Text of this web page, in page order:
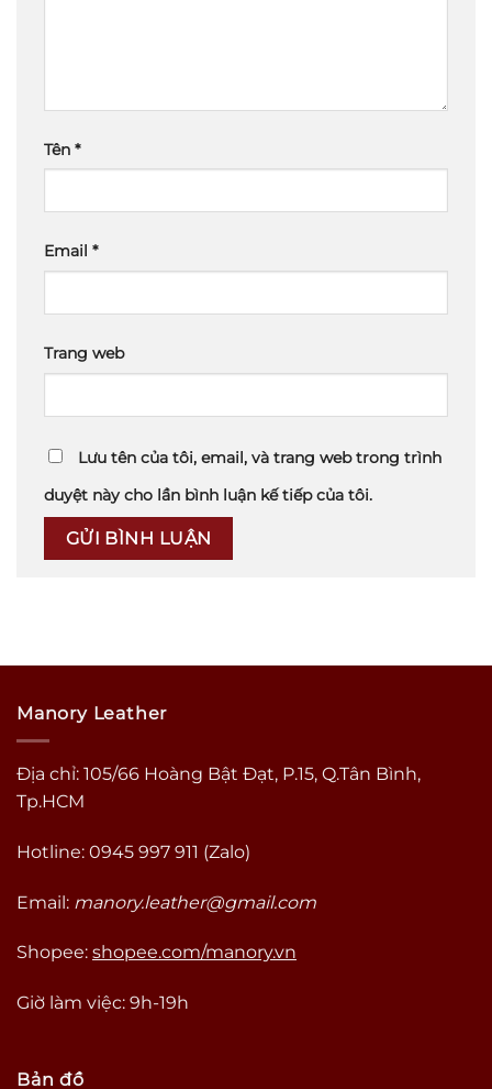
Tên *
Email *
Trang web
Lưu tên của tôi, email, và trang web trong trình
duyệt này cho lần bình luận kế tiếp của tôi.
Manory Leather
Địa chỉ: 105/66 Hoàng Bật Đạt, P.15, Q.Tân Bình,
Tp.HCM
Hotline: 0945 997 911 (Zalo)
Email: manory.leather@gmail.com
Shopee: shopee.com/manory.vn
Giờ làm việc: 9h-19h
Bản đồ